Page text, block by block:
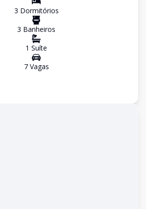
3 Dormitórios
3 Banheiros
1 Suíte
7Vagas